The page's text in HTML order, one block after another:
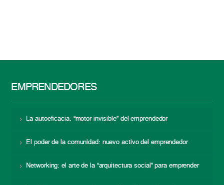
EMPRENDEDORES
La autoeficacia: “motor invisible” del emprendedor
El poder de la comunidad: nuevo activo del emprendedor
Networking: el arte de la “arquitectura social” para emprender